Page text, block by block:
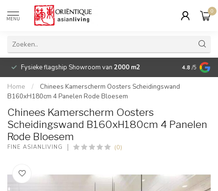
MENU
0
Fysieke flagship Showroom van 2000 m2 Betaalbare
4.8 /5
Home /
Chinees Kamerscherm Oosters Scheidingswand
B160xH180cm 4 Panelen Rode Bloesem
Chinees Kamerscherm Oosters
Scheidingswand B160xH180cm 4 Panelen
Rode Bloesem
FINE ASIANLIVING (0)